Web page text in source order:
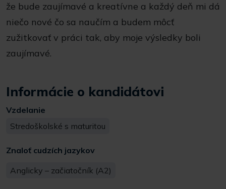
že bude zaujímavé a kreatívne a každý deň mi dá
niečo nové čo sa naučím a budem môcť
zužitkovať v práci tak, aby moje výsledky boli
zaujímavé.
Informácie o kandidátovi
Vzdelanie
Stredoškolské s maturitou
Znaloť cudzích jazykov
Anglicky – začiatočník (A2)